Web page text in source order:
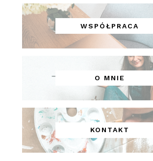
WSPÓŁPRACA
O MNIE
KONTAKT